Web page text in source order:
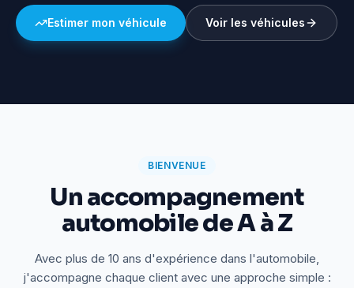
Estimer mon véhicule Voir les véhicules
BIENVENUE
Un accompagnement
automobile de A à Z
Avec plus de 10 ans d'expérience dans l'automobile,
j'accompagne chaque client avec une approche simple :